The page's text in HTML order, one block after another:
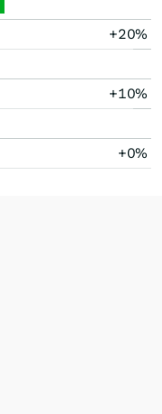
+20%
+10%
+0%